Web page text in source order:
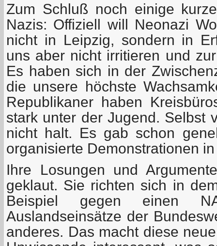
Zum Schluß noch einige
Nazis: Offiziell will Neonazi
nicht in Leipzig, sondern in
uns aber nicht irritieren und
Es haben sich in der
die unsere höchste
Republikaner haben
stark unter der Jugend. Selbst
nicht halt. Es gab schon
organisierte Demonstrationen
Ihre Losungen und
geklaut. Sie richten sich in
Beispiel gegen einen
Auslandseinsätze der
anderes. Das macht diese